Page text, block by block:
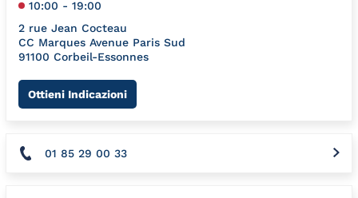
10:00 - 19:00
2 rue Jean Cocteau
CC Marques Avenue Paris Sud
91100 Corbeil-Essonnes
Ottieni IndicazioniLink Opens in New Tab
01 85 29 00 33